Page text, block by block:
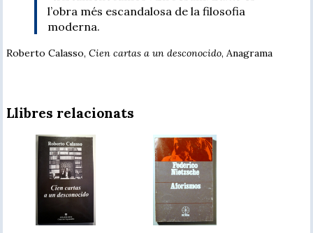
l’obra més escandalosa de la filosofia
moderna.
Roberto Calasso,Cien cartas a un desconocido, Anagrama
Llibres relacionats